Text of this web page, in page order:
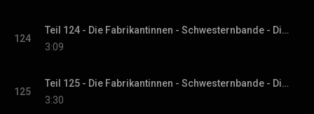
124
Teil 124 - Die Fabrikantinnen - Schwesternbande - Die Fabrikantinnen-Saga, Band 1
3:09
125
Teil 125 - Die Fabrikantinnen - Schwesternbande - Die Fabrikantinnen-Saga, Band 1
3:30